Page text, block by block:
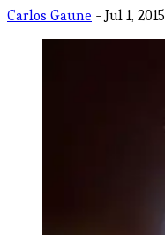
Carlos Gaune - Jul 1, 2015